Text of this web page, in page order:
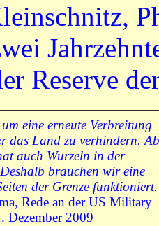
Reserve
eine erneute Verbreitung
das Land zu verhindern.
auch Wurzeln in der
brauchen wir eine
der Grenze
Rede an der US Military
Dezember 2009